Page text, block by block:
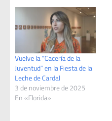
Vuelve la “Cacería de la
Juventud” en la Fiesta de la
Leche de Cardal
3 de noviembre de 2025
En «Florida»